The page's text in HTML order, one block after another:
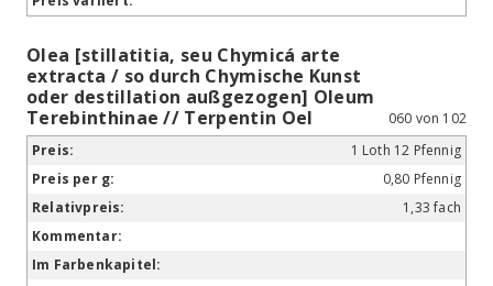
Olea [stillatitia, seu Chymicá arte
extracta / so durch Chymische Kunst
oder destillation außgezogen] Oleum
Terebinthinae // Terpentin Oel
060 von 102
1 Loth 12 Pfennig
0,80 Pfennig
1,33 fach